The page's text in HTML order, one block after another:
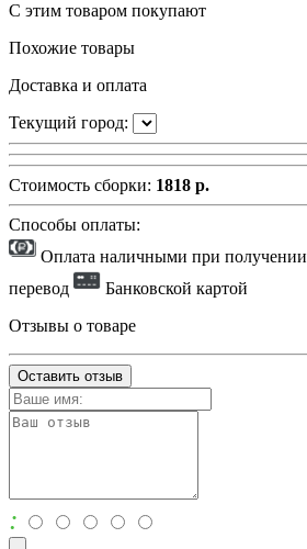
С этим товаром покупают
Похожие товары
Доставка и оплата
Текущий город:
Стоимость сборки: 1818 р.
Способы оплаты:
Оплата наличными при получении
перевод
Банковской картой
Отзывы о товаре
Оставить отзыв
: